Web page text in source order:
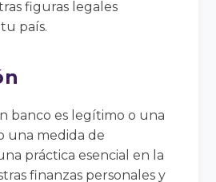
figuras legales
país.
banco es legítimo o una
una medida de
práctica esencial en la
finanzas personales y